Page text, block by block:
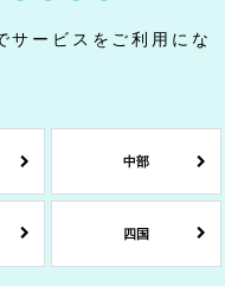
サービスをご利用にな
中部
四国